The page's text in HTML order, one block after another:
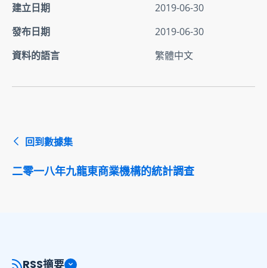
建立日期
2019-06-30
發布日期
2019-06-30
資料的語言
繁體中文
回到數據集
二零一八年九龍東商業機構的統計調查
RSS摘要